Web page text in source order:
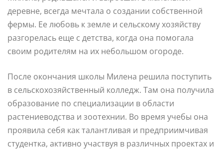
деревне, всегда мечтала о создании собственной
фермы. Ее любовь к земле и сельскому хозяйству
разгорелась еще с детства, когда она помогала
своим родителям на их небольшом огороде.
После окончания школы Милена решила поступить
в сельскохозяйственный колледж. Там она получила
образование по специализации в области
растениеводства и зоотехнии. Во время учебы она
проявила себя как талантливая и предприимчивая
студентка, активно участвуя в различных проектах и